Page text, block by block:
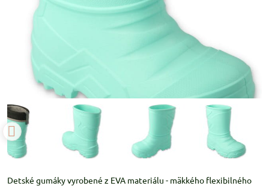
Detské gumáky vyrobené z EVA materiálu - mäkkého flexibilného